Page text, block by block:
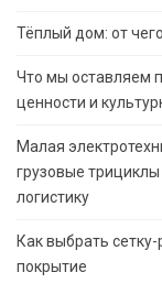
Тёплый дом: от
Что мы оставляем
ценности и
Малая
грузовые
логистику
Как выбрать
покрытие